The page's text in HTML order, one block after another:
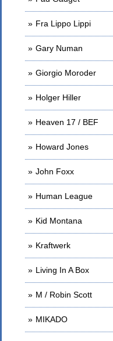
Fra Lippo Lippi
Gary Numan
Giorgio Moroder
Holger Hiller
Heaven 17 / BEF
Howard Jones
John Foxx
Human League
Kid Montana
Kraftwerk
Living In A Box
M / Robin Scott
MIKADO